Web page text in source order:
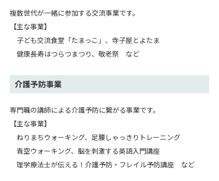
複数世代が一緒に参加する交流事業です。
【主な事業】
子ども交流食堂「たまっこ」、寺子屋とよたま
健康長寿はつらつまつり、敬老祭 など
介護予防事業
専門職の講師による介護予防に繋がる事業です。
【主な事業】
ねりまちウォーキング、足腰しゃっきりトレーニング
青空ウォーキング、脳を刺激する英語入門講座
理学療法士が伝える！介護予防・フレイル予防講座 など